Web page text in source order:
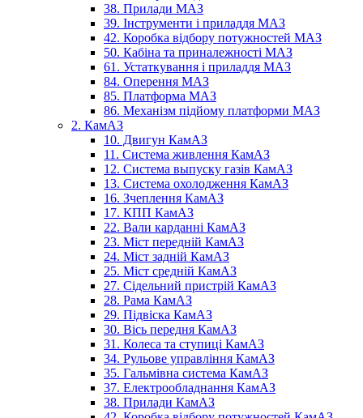
38. Прилади МАЗ
39. Інструменти і приладдя МАЗ
42. Коробка відбору потужностей МАЗ
50. Кабіна та приналежності МАЗ
61. Устаткування і приладдя МАЗ
84. Оперення МАЗ
85. Платформа МАЗ
86. Механізм підйому платформи МАЗ
2. КамАЗ
10. Двигун КамАЗ
11. Система живлення КамАЗ
12. Система выпуску газів КамАЗ
13. Система охолодження КамАЗ
16. Зчеплення КамАЗ
17. КПП КамАЗ
22. Вали карданні КамАЗ
23. Міст передній КамАЗ
24. Міст задній КамАЗ
25. Міст средній КамАЗ
27. Сідельний пристрій КамАЗ
28. Рама КамАЗ
29. Підвіска КамАЗ
30. Вісь передня КамАЗ
31. Колеса та ступиці КамАЗ
34. Рульове управління КамАЗ
35. Гальмівна система КамАЗ
37. Електрообладнання КамАЗ
38. Прилади КамАЗ